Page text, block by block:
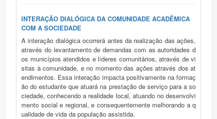
INTERAÇÃO DIALÓGICA DA COMUNIDADE ACADÊMICA
COM A SOCIEDADE
A interação dialógica ocorrerá antes da realização das ações,
através do levantamento de demandas com as autoridades d
os municípios atendidos e líderes comunitários, através de vi
sitas à comunidade, e no momento das ações através dos at
endimentos. Essa interação impacta positivamente na formaç
ão do estudante que atuará na prestação de serviço para a so
ciedade, conhecendo a realidade local, atuando no desenvolvi
mento social e regional, e consequentemente melhorando a q
ualidade de vida da população assistida.